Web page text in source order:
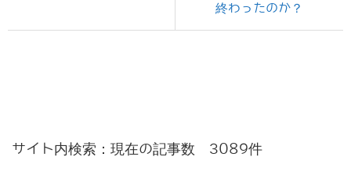
終わったのか？
サイト内検索：現在の記事数 3089件